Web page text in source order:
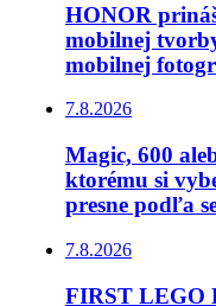
HONOR
mobilnej
mobilnej
7.8.2026
Magic, 600
ktorému si
presne podľa
7.8.2026
FIRST LEGO